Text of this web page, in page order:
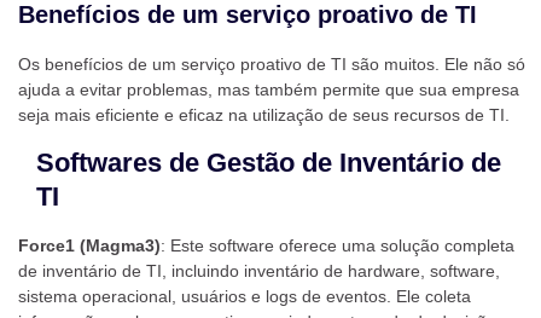
Benefícios de um serviço proativo de TI
Os benefícios de um serviço proativo de TI são muitos. Ele não só
ajuda a evitar problemas, mas também permite que sua empresa
seja mais eficiente e eficaz na utilização de seus recursos de TI.
Softwares de Gestão de Inventário de
TI
Force1 (Magma3): Este software oferece uma solução completa
de inventário de TI, incluindo inventário de hardware, software,
sistema operacional, usuários e logs de eventos. Ele coleta